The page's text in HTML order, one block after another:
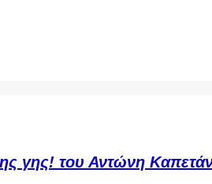
γης! του Αντώνη